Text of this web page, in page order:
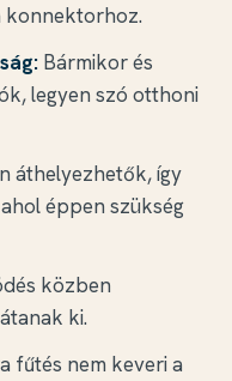
konnektorhoz.
Bármikor és
legyen szó otthoni
áthelyezhetők, így
éppen szükség
közben
ki.
fűtés nem keveri a